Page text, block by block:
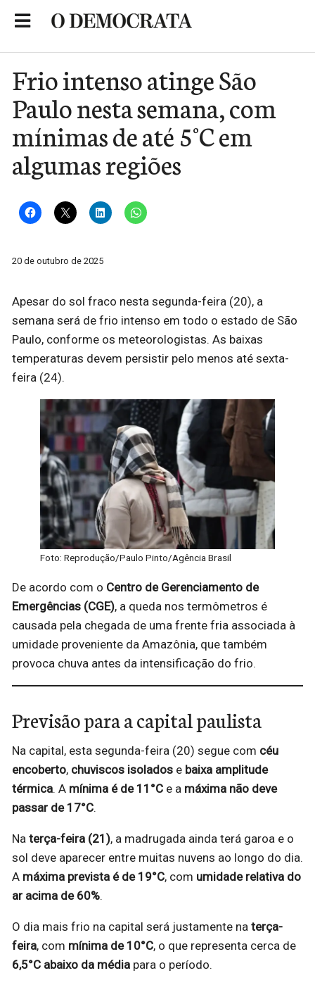
Frio intenso atinge São
Paulo nesta semana, com
mínimas de até 5°C em
algumas regiões
20 de outubro de 2025
Apesar do sol fraco nesta segunda-feira (20), a
semana será de frio intenso em todo o estado de São
Paulo, conforme os meteorologistas. As baixas
temperaturas devem persistir pelo menos até sexta-
feira (24).
Foto: Reprodução/Paulo Pinto/Agência Brasil
De acordo com o Centro de Gerenciamento de
Emergências (CGE), a queda nos termômetros é
causada pela chegada de uma frente fria associada à
umidade proveniente da Amazônia, que também
provoca chuva antes da intensificação do frio.
Previsão para a capital paulista
Na capital, esta segunda-feira (20) segue com céu
encoberto, chuviscos isolados e baixa amplitude
térmica. A mínima é de 11°C e a máxima não deve
passar de 17°C.
Na terça-feira (21), a madrugada ainda terá garoa e o
sol deve aparecer entre muitas nuvens ao longo do dia.
A máxima prevista é de 19°C, com umidade relativa do
ar acima de 60%.
O dia mais frio na capital será justamente na terça-
feira, com mínima de 10°C, o que representa cerca de
6,5°C abaixo da média para o período.